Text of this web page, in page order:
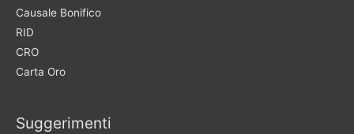
Causale Bonifico
RID
CRO
Carta Oro
Suggerimenti